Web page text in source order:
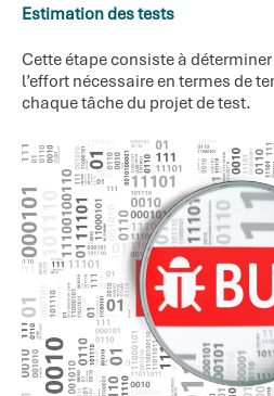
Estimation des tests
Cette étape consiste à
l’effort nécessaire en termes de
chaque tâche du projet de test.